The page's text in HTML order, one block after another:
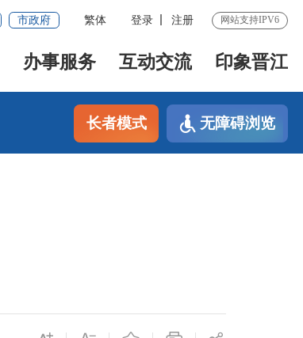
市政府 繁体 登录 注册 网站支持IPV6
办事服务 互动交流 印象晋江
长者模式 无障碍浏览